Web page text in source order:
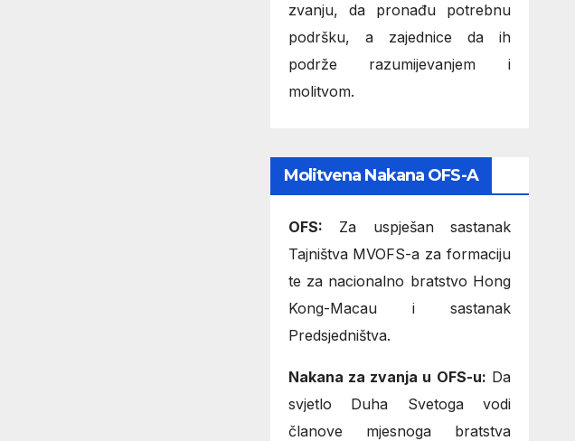
zvanju, da pronađu potrebnu
podršku, a zajednice da ih
podrže razumijevanjem i
molitvom.
Molitvena Nakana OFS-A
OFS: Za uspješan sastanak
Tajništva MVOFS-a za formaciju
te za nacionalno bratstvo Hong
Kong-Macau i sastanak
Predsjedništva.
Nakana za zvanja u OFS-u: Da
svjetlo Duha Svetoga vodi
članove mjesnoga bratstva